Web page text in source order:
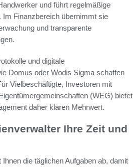
und führt regelmäßige
Im Finanzbereich übernimmt sie
und transparente
und digitale
Domus oder Wodis Sigma schaffen
Vielbeschäftigte, Investoren mit
(WEG) bietet
daher klaren Mehrwert.
Ihre Zeit und
die täglichen Aufgaben ab, damit